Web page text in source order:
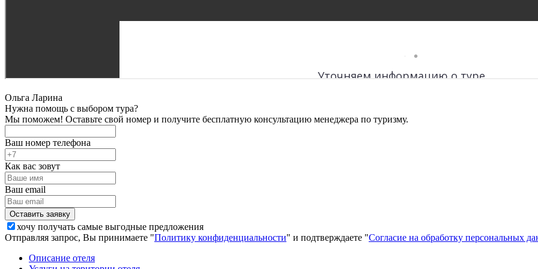
Ольга Ларина
Нужна помощь с выбором тура?
Мы поможем! Оставьте свой номер и получите бесплатную консультацию менеджера по туризму.
Ваш номер телефона
Как вас зовут
Ваш email
хочу получать самые выгодные предложения
Отправляя запрос, Вы принимаете "Политику конфиденциальности" и подтверждаете "Согласие на обработку персональных
Описание отеля